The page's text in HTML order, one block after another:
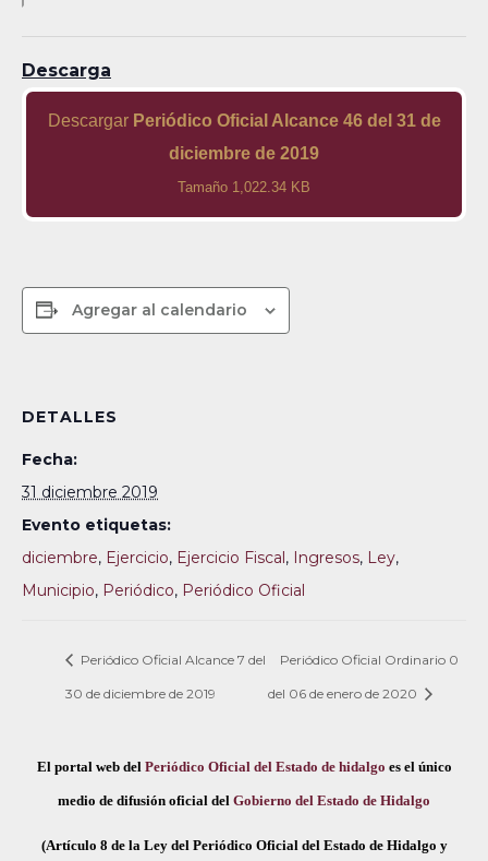
Descarga
Descargar Periódico Oficial Alcance 46 del 31 de
diciembre de 2019
Tamaño 1,022.34 KB
Agregar al calendario
DETALLES
Fecha:
31 diciembre 2019
Evento etiquetas:
diciembre, Ejercicio, Ejercicio Fiscal, Ingresos, Ley,
Municipio, Periódico, Periódico Oficial
Periódico Oficial Alcance 7 del
30 de diciembre de 2019
Periódico Oficial Ordinario 0
del 06 de enero de 2020
El portal web del Periódico Oficial del Estado de hidalgo es el único
medio de difusión oficial del Gobierno del Estado de Hidalgo
(Artículo 8 de la Ley del Periódico Oficial del Estado de Hidalgo y